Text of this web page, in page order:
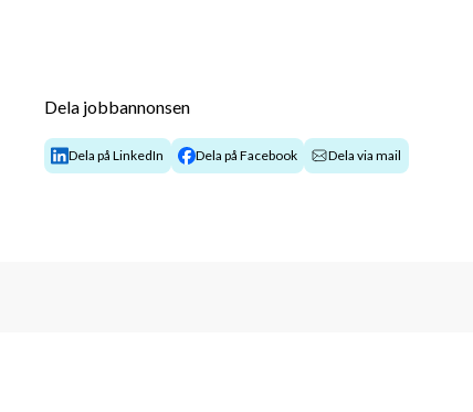
Dela jobbannonsen
Dela på LinkedIn Dela på Facebook Dela via mail